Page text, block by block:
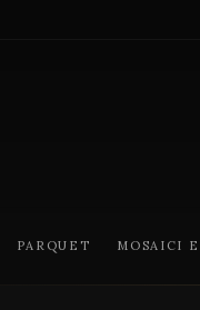
PARQUET MOSAICI